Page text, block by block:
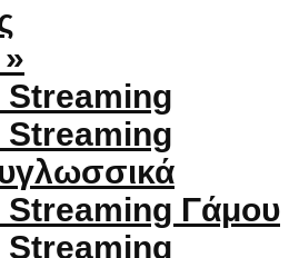
Streaming
Streaming
Streaming Γάμου
Streaming